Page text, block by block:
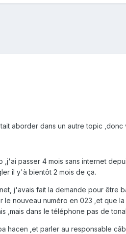
aborder dans un autre topic
,j'ai passer 4 mois sans internet
il y'à bientôt 2 mois de ça.
j'avais fait la demande pour
nouveau numéro en 023 ,et que
,mais dans le téléphone pas de
hacen ,et parler au responsable